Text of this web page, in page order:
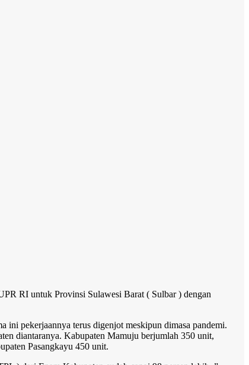
RI untuk Provinsi Sulawesi Barat ( Sulbar ) dengan
ini pekerjaannya terus digenjot meskipun dimasa pandemi.
diantaranya. Kabupaten Mamuju berjumlah 350 unit,
Pasangkayu 450 unit.